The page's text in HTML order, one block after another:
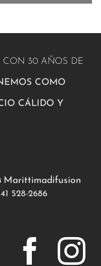
CON 30 AÑOS DE
COMO
CÁLIDO Y
Marittimadifusion
528-2686